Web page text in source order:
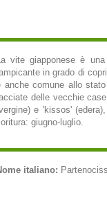
vite giapponese è
in grado di
anche comune allo
delle vecchie
e 'kissos'
giugno-luglio.
italiano: